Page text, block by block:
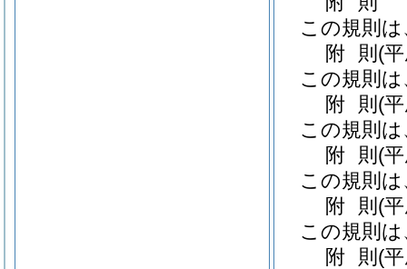
この規則
附 則 (
この規則
附 則 (
この規則
附 則 (
この規則
附 則 (
この規則
附 則 (